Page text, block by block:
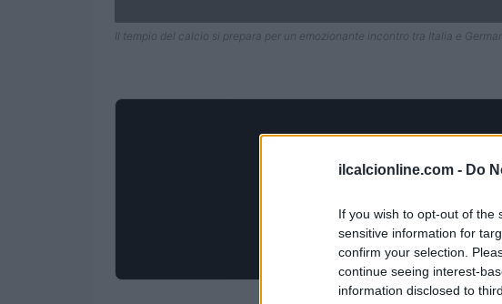
ilcalcionline.com - Do
If you wish to opt-out of the
sensitive information for
confirm your selection.
continue seeing interest-
information disclosed to
Il tempio del calcio si prepara per un emozionante incontro tra Italia e